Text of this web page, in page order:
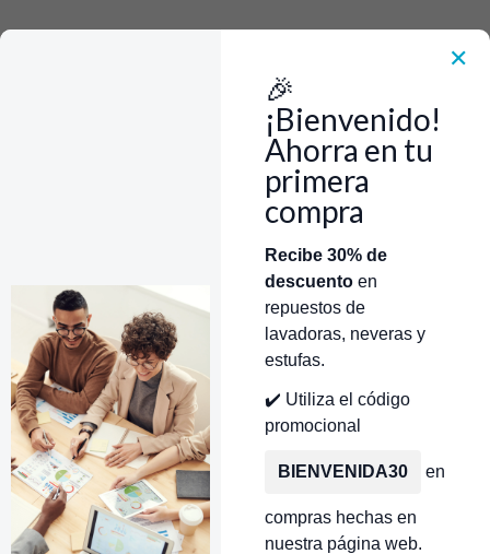
✕
🎉
¡Bienvenido!
Ahorra en tu
primera
compra
Recibe 30% de
descuentoen
repuestos de
lavadoras, neveras y
estufas.
✔️ Utiliza el código
promocional
BIENVENIDA30 en
compras hechas en
nuestra página web.
TiendaTécnicos Autorizados
Donde encontrar modelo? Servicios de Reparación
Repuestos Para Neveras
Puerta Inferior Color Gris Nevera Mabe CR440224